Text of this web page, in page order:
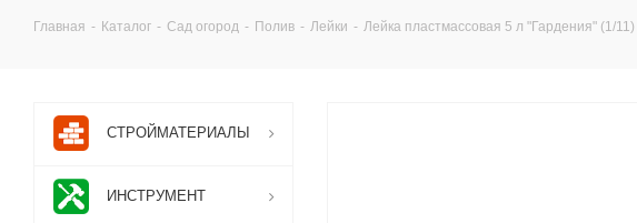
Главная - Каталог - Сад огород - Полив - Лейки - Лейка пластмассовая 5 л "Гардения" (1/11)
СТРОЙМАТЕРИАЛЫ
ИНСТРУМЕНТ